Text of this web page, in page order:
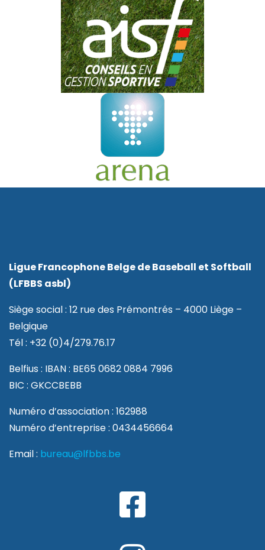
Ligue Francophone Belge de Baseball et Softball
(LFBBS asbl)
Siège social : 12 rue des Prémontrés – 4000 Liège –
Belgique
Tél : +32 (0)4/279.76.17
Belfius : IBAN : BE65 0682 0884 7996
BIC : GKCCBEBB
Numéro d’association : 162988
Numéro d’entreprise : 0434456664
Email : bureau@lfbbs.be